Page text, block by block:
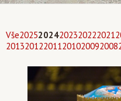
Vše20252024202320222021
201320122011201020092008